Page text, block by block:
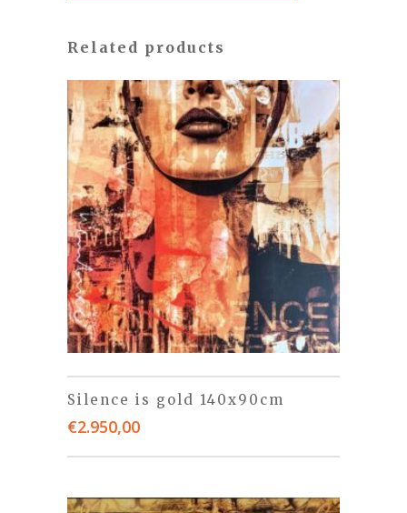
Related products
Silence is gold 140x90cm
€2.950,00